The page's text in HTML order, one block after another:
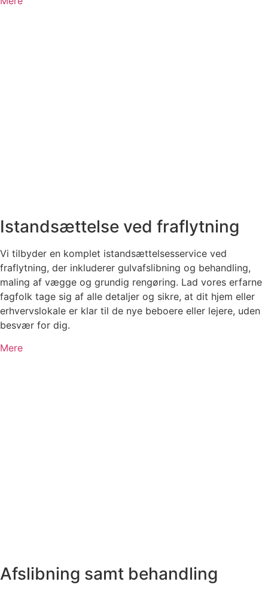
Istandsættelse ved fraflytning
Vi tilbyder en komplet istandsættelsesservice ved
fraflytning, der inkluderer gulvafslibning og behandling,
maling af vægge og grundig rengøring. Lad vores erfarne
fagfolk tage sig af alle detaljer og sikre, at dit hjem eller
erhvervslokale er klar til de nye beboere eller lejere, uden
besvær for dig.
Mere
Afslibning samt behandling